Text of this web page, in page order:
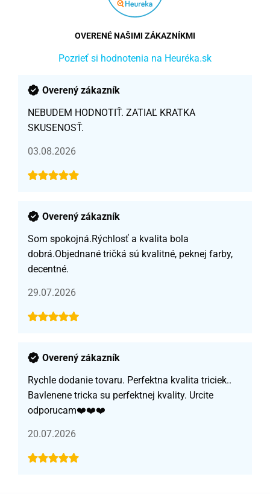
OVERENÉ NAŠIMI ZÁKAZNÍKMI
Pozrieť si hodnotenia na Heuréka.sk
Overený zákazník
NEBUDEM HODNOTIŤ. ZATIAĽ KRATKA
SKUSENOSŤ.
03.08.2026
Overený zákazník
Som spokojná.Rýchlosť a kvalita bola
dobrá.Objednané tričká sú kvalitné, peknej farby,
decentné.
29.07.2026
Overený zákazník
Rychle dodanie tovaru. Perfektna kvalita triciek..
Bavlenene tricka su perfektnej kvality. Urcite
odporucam❤️❤️❤️
20.07.2026